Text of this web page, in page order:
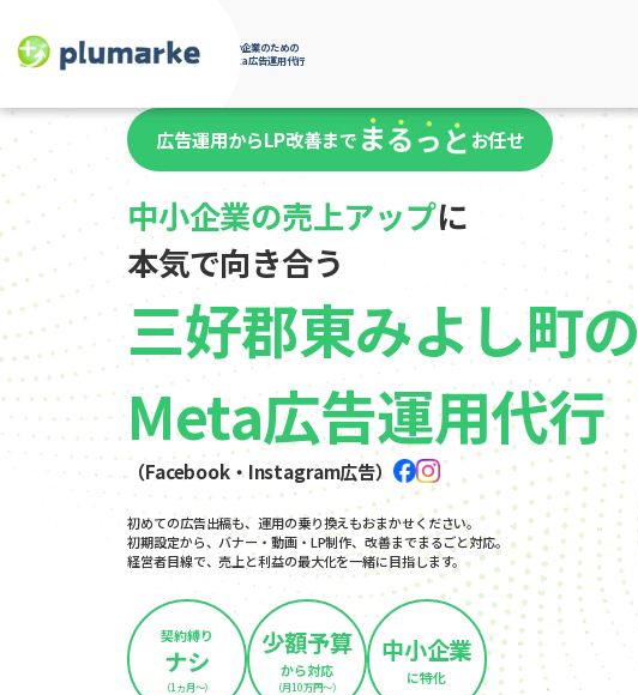
中小企業のための
Meta広告運用代行
広告運用からLP改善まで お任せ
中小企業の売上アップに
本気で向き合う
三好郡東みよし町の
Meta広告運用代行
（Facebook・Instagram広告）
初めての広告出稿も、運用の乗り換えもおまかせください。
初期設定から、バナー・動画・LP制作、改善までまるごと対応。
経営者目線で、売上と利益の最大化を一緒に目指します。
契約縛り
ナシ
（1ヵ月～）
少額予算
から対応
（月10万円～）
中小企業
に特化